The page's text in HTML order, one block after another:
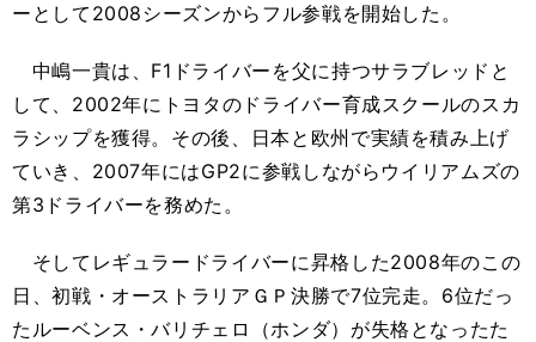
ーとして2008シーズンからフル参戦を開始した。
中嶋一貴は、F1ドライバーを父に持つサラブレッドと
して、2002年にトヨタのドライバー育成スクールのスカ
ラシップを獲得。その後、日本と欧州で実績を積み上げ
ていき、2007年にはGP2に参戦しながらウイリアムズの
第3ドライバーを務めた。
そしてレギュラードライバーに昇格した2008年のこの
日、初戦・オーストラリアＧＰ決勝で7位完走。6位だっ
たルーベンス・バリチェロ（ホンダ）が失格となったた